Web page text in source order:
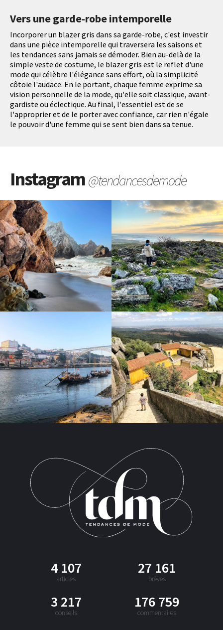
Vers une garde-robe intemporelle
Incorporer un blazer gris dans sa garde-robe, c'est investir
dans une pièce intemporelle qui traversera les saisons et
les tendances sans jamais se démoder. Bien au-delà de la
simple veste de costume, le blazer gris est le reflet d'une
mode qui célèbre l'élégance sans effort, où la simplicité
côtoie l'audace. En le portant, chaque femme exprime sa
vision personnelle de la mode, qu'elle soit classique, avant-
gardiste ou éclectique. Au final, l'essentiel est de se
l'approprier et de le porter avec confiance, car rien n'égale
le pouvoir d'une femme qui se sent bien dans sa tenue.
Instagram@tendancesdemode
4 107
articles
27 161
brèves
3 217
conseils
176 759
commentaires